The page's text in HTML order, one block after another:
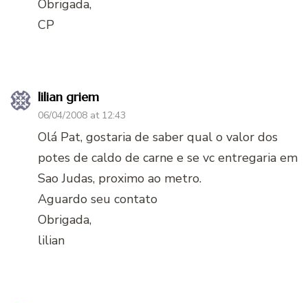
Obrigada,
CP
lilian griem
06/04/2008 at 12:43
Olá Pat, gostaria de saber qual o valor dos
potes de caldo de carne e se vc entregaria em
Sao Judas, proximo ao metro.
Aguardo seu contato
Obrigada,
lilian